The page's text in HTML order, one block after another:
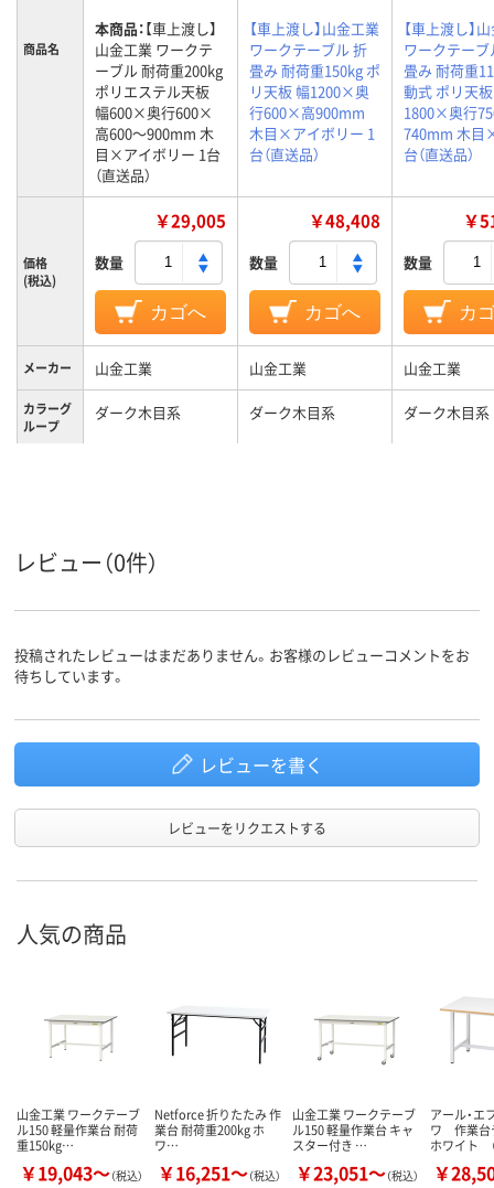
商品名
本商品：【車上渡し】
山金工業 ワークテ
ーブル 耐荷重200kg
ポリエステル天板
幅600×奥行600×
高600～900mm 木
目×アイボリー 1台
（直送品）
【車上渡し】山金工業
ワークテーブル 折
畳み 耐荷重150kg ポ
リ天板 幅1200×奥
行600×高900mm
木目×アイボリー 1
台（直送品）
【車上渡し】
ワークテーブ
畳み 耐荷重
動式 ポリ天
1800×奥行
740mm 木目
台（直送品）
価格
(税込)
￥29,005
数量
カゴへ
￥48,408
数量
カゴへ
￥
数量
カ
メーカー 山金工業 山金工業 山金工業
カラーグ
ループ
ダーク木目系 ダーク木目系 ダーク木目系
レビュー（0件）
投稿されたレビューはまだありません。お客様のレビューコメントをお
待ちしています。
レビューを書く
レビューをリクエストする
人気の商品
山金工業 ワークテーブ
ル150 軽量作業台 耐荷
重150kg…
￥19,043～（税込）
Netforce 折りたたみ 作
業台 耐荷重200kg ホ
ワ…
￥16,251～（税込）
山金工業 ワークテーブ
ル150 軽量作業台 キャ
スター付き …
￥23,051～（税込）
アール・エ
ワ 作業
ホワイト
￥